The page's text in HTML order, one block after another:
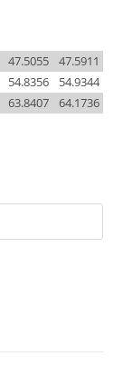
47.5911
47.5055
54.9344
54.8356
64.1736
63.8407